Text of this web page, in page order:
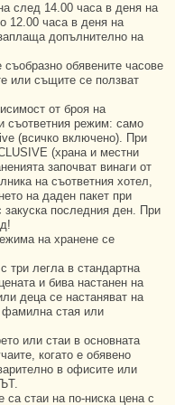
след 14.00 часа в деня на
12.00 часа в деня на
допълнително на
обявените часове
или същите се ползват
от броя на
съответния режим: само
(всичко включено). При
(храна и местни
започват винаги от
на съответния хотел,
на даден пакет при
последния ден. При
на хранене се
три легла в стандартна
и бива настанен на
деца се настаняват на
фамилна стая или
или стаи в основната
когато е обявено
в офисите или
са стаи на по-ниска цена с